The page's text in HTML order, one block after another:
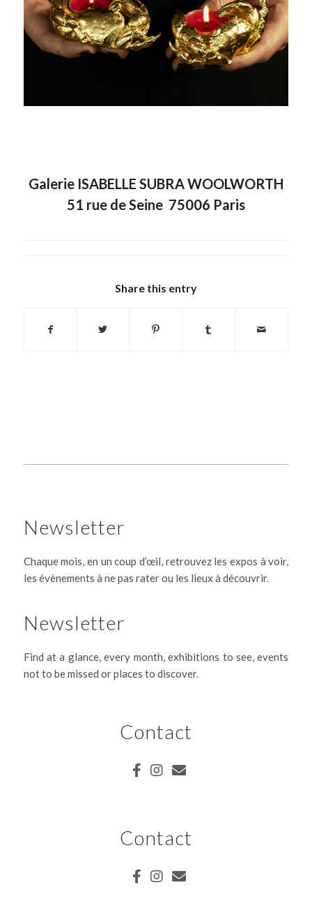
Galerie ISABELLE SUBRA WOOLWORTH
51 rue de Seine 75006 Paris
Share this entry
Newsletter
Chaque mois, en un coup d’œil, retrouvez les expos à voir,
les évènements à ne pas rater ou les lieux à découvrir.
Newsletter
Find at a glance, every month, exhibitions to see, events
not to be missed or places to discover.
Contact
Contact